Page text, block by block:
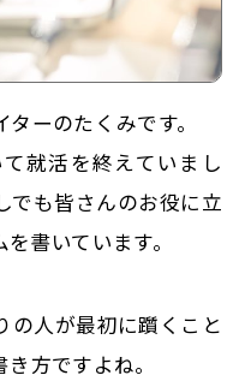
運営会社
お問い合わせ
プライバシーポリシー
ーのたくみです。
就活を終えていまし
でも皆さんのお役に立
書いています。
の人が最初に躓くこと
方ですよね。